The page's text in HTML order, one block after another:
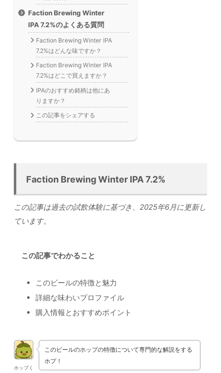
Faction Brewing Winter
IPA 7.2%のよくある質問
Faction Brewing Winter IPA
7.2%はどんな味ですか？
Faction Brewing Winter IPA
7.2%はどこで買えますか？
IPAのおすすめ銘柄は他にあ
りますか？
この記事をシェアする
Faction Brewing Winter IPA 7.2%
この記事は過去の試飲体験に基づき、2025年6月に更新し
ています。
この記事でわかること
このビールの特徴と魅力
詳細な味わいプロファイル
購入情報とおすすめポイント
ホップく
このビールのホップの特徴について専門的な解説をする
ホプ！